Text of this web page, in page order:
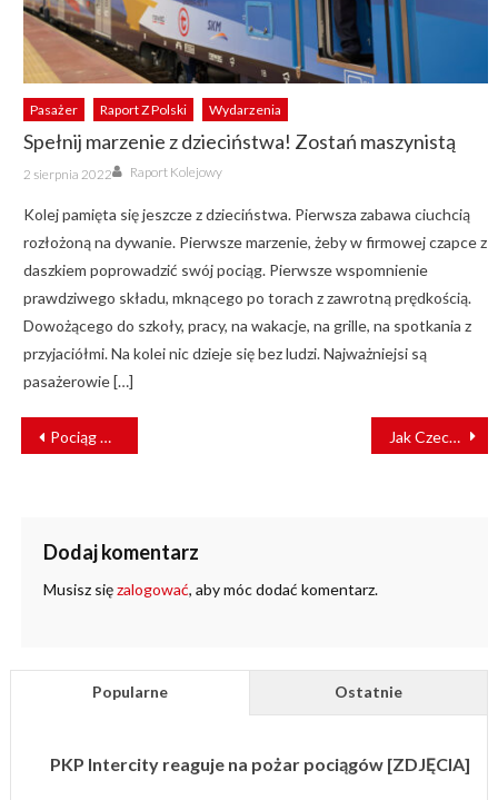
Pasażer Raport Z Polski Wydarzenia
Spełnij marzenie z dzieciństwa! Zostań maszynistą
Posted
on
2 sierpnia 2022 Author
Raport Kolejowy
Kolej pamięta się jeszcze z dzieciństwa. Pierwsza zabawa ciuchcią
rozłożoną na dywanie. Pierwsze marzenie, żeby w firmowej czapce z
daszkiem poprowadzić swój pociąg. Pierwsze wspomnienie
prawdziwego składu, mknącego po torach z zawrotną prędkością.
Dowożącego do szkoły, pracy, na wakacje, na grille, na spotkania z
przyjaciółmi. Na kolei nic dzieje się bez ludzi. Najważniejsi są
pasażerowie […]
NAWIGACJA
WPISU
Pociąg wjechał w samolot. Sekundy od tragedii [FILM] Jak Czechy w 2021 r. inwestowały w kolej?
Dodaj komentarz
Musisz sięzalogować, aby móc dodać komentarz.
Popularne Ostatnie
PKP Intercity reaguje na pożar pociągów [ZDJĘCIA]